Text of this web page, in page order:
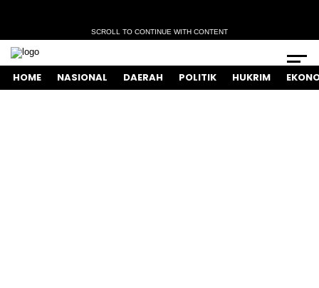
SCROLL TO CONTINUE WITH CONTENT
HOME NASIONAL DAERAH POLITIK HUKRIM